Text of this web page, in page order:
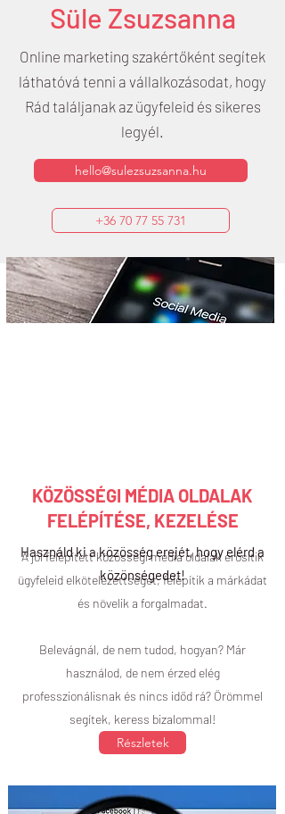
Süle Zsuzsanna
Online marketing szakértőként segítek
láthatóvá tenni a vállalkozásodat, hogy
Rád találjanak az ügyfeleid és sikeres
legyél.
hello@sulezsuzsanna.hu
+36 70 77 55 731
KÖZÖSSÉGI MÉDIA OLDALAK
FELÉPÍTÉSE, KEZELÉSE
Használd ki a közösség erejét, hogy elérd a
közönségedet!
A jól felépített közösségi média oldalak erősítik
ügyfeleid elkötelezettségét, felépítik a márkádat
és növelik a forgalmadat.
Belevágnál, de nem tudod, hogyan? Már
használod, de nem érzed elég
professzionálisnak és nincs időd rá? Örömmel
segítek, keress bizalommal!
Részletek